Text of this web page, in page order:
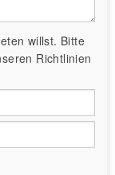
willst. Bitte
Richtlinien